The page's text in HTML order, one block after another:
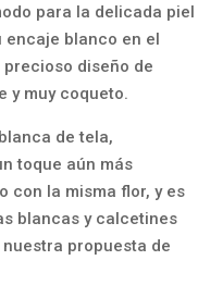
para la delicada piel
blanco en el
diseño de
y muy coqueto.
de tela,
toque aún más
con la misma flor, y es
blancas y calcetines
propuesta de